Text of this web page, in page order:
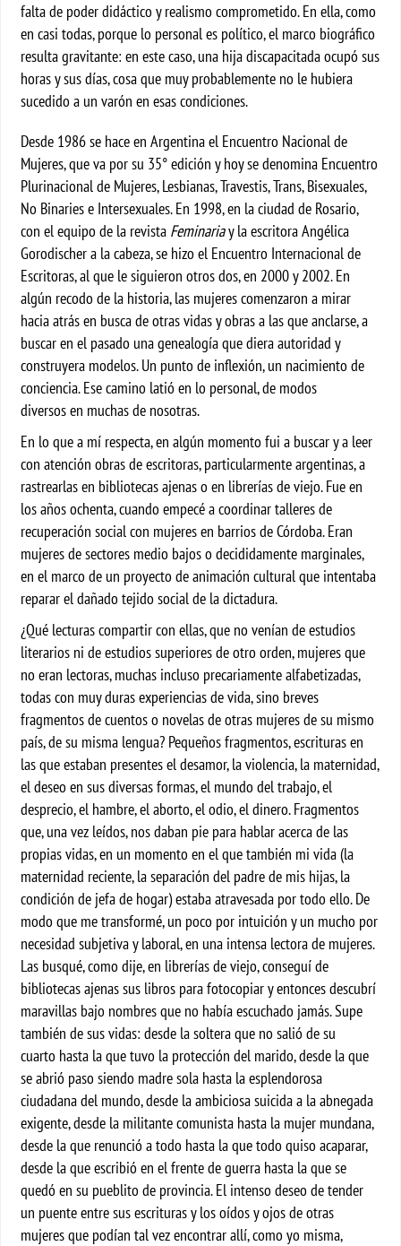
falta de poder didáctico y realismo comprometido. En ella, como
en casi todas, porque lo personal es político, el marco biográfico
resulta gravitante: en este caso, una hija discapacitada ocupó sus
horas y sus días, cosa que muy probablemente no le hubiera
sucedido a un varón en esas condiciones.
Desde 1986 se hace en Argentina el Encuentro Nacional de
Mujeres, que va por su 35° edición y hoy se denomina Encuentro
Plurinacional de Mujeres, Lesbianas, Travestis, Trans, Bisexuales,
No Binaries e Intersexuales. En 1998, en la ciudad de Rosario,
con el equipo de la revista Feminariay la escritora Angélica
Gorodischer a la cabeza, se hizo el Encuentro Internacional de
Escritoras, al que le siguieron otros dos, en 2000 y 2002. En
algún recodo de la historia, las mujeres comenzaron a mirar
hacia atrás en busca de otras vidas y obras a las que anclarse, a
buscar en el pasado una genealogía que diera autoridad y
construyera modelos. Un punto de inflexión, un nacimiento de
conciencia. Ese camino latió en lo personal, de modos
diversos en muchas de nosotras.
En lo que a mí respecta, en algún momento fui a buscar y a leer
con atención obras de escritoras, particularmente argentinas, a
rastrearlas en bibliotecas ajenas o en librerías de viejo. Fue en
los años ochenta, cuando empecé a coordinar talleres de
recuperación social con mujeres en barrios de Córdoba. Eran
mujeres de sectores medio bajos o decididamente marginales,
en el marco de un proyecto de animación cultural que intentaba
reparar el dañado tejido social de la dictadura.
¿Qué lecturas compartir con ellas, que no venían de estudios
literarios ni de estudios superiores de otro orden, mujeres que
no eran lectoras, muchas incluso precariamente alfabetizadas,
todas con muy duras experiencias de vida, sino breves
fragmentos de cuentos o novelas de otras mujeres de su mismo
país, de su misma lengua? Pequeños fragmentos, escrituras en
las que estaban presentes el desamor, la violencia, la maternidad,
el deseo en sus diversas formas, el mundo del trabajo, el
desprecio, el hambre, el aborto, el odio, el dinero. Fragmentos
que, una vez leídos, nos daban pie para hablar acerca de las
propias vidas, en un momento en el que también mi vida (la
maternidad reciente, la separación del padre de mis hijas, la
condición de jefa de hogar) estaba atravesada por todo ello. De
modo que me transformé, un poco por intuición y un mucho por
necesidad subjetiva y laboral, en una intensa lectora de mujeres.
Las busqué, como dije, en librerías de viejo, conseguí de
bibliotecas ajenas sus libros para fotocopiar y entonces descubrí
maravillas bajo nombres que no había escuchado jamás. Supe
también de sus vidas: desde la soltera que no salió de su
cuarto hasta la que tuvo la protección del marido, desde la que
se abrió paso siendo madre sola hasta la esplendorosa
ciudadana del mundo, desde la ambiciosa suicida a la abnegada
exigente, desde la militante comunista hasta la mujer mundana,
desde la que renunció a todo hasta la que todo quiso acaparar,
desde la que escribió en el frente de guerra hasta la que se
quedó en su pueblito de provincia. El intenso deseo de tender
un puente entre sus escrituras y los oídos y ojos de otras
mujeres que podían tal vez encontrar allí, como yo misma,